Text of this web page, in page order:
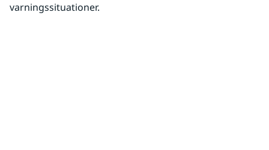
varningssituationer.